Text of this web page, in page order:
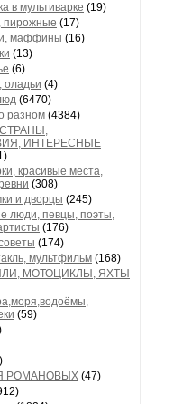
в мультиварке (19)
пирожные (17)
маффины (16)
(13)
(6)
оладьи (4)
(6470)
разном (4384)
ИНТЕРЕСНЫЕ
красивые места,
(308)
и дворцы (245)
люди, певцы, поэты,
(176)
(174)
мультфильм (168)
МОТОЦИКЛЫ, ЯХТЫ
(59)
РОМАНОВЫХ (47)